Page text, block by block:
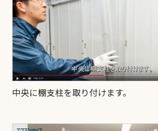
中央に棚支柱を取り付けます。